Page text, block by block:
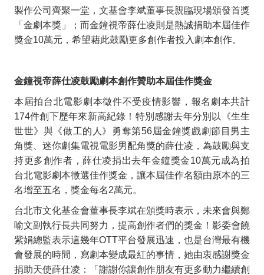
製作公司齊聚一堂，文基會李斌董事長親臨現場頒發首獎
「金劇本獎」；而金鐘視帝薛仕凌則是熱誠捐助本屆佳作
獎金10萬元，希望藉此鼓勵更多創作者投入劇本創作。
金鐘視帝薛仕凌鼓勵劇本創作贊助本屆佳作獎金
本屆拍台北電影劇本徵件不受疫情影響，報名劇本共計
174件創下歷年來新高紀錄！特別感謝去年分別以《生生
世世》與《做工的人》勇奪第56屆金鐘獎戲劇節目男主
角獎、迷你劇集電視電影男配角獎的薛仕凌，為鼓勵與支
持更多創作者，薛仕凌捐出去年金鐘獎金10萬元成為拍
台北電影劇本徵選佳作獎金，讓本屆佳作名額由原本的三
名增至五名，獎金每名2萬元。
台北市文化基金會董事長李斌在頒獎時表示，未來會與鄭
喻文副執行長共同努力，提高創作者們的獎金！影委會饒
紫娟總監表示這幾年OTT平台發展迅速，也是台灣最有機
會發展的時間，寫劇本變成最紅的事情，她由衷感謝獎金
捐助天使薛仕凌：「謝謝你讓創作朋友有更多動力繼續創